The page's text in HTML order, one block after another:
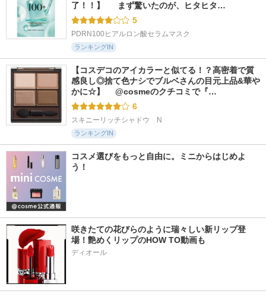
了！！】  　まず驚いたのが、ヒタヒタ…
5
PDRN100ヒアルロン酸セラムマスク
ランキングIN
【コスデコのアイカラーと似てる！？高密着で質
感良し◎捨て色ナシでブルベさんの目元上品&華や
かに☆】 　@cosmeのクチコミで『…
6
スキニーリッチシャドウ　N
ランキングIN
コスメ選びをもっと自由に。ミニからはじめよ
う！
咲きたての花びらのように瑞々しい新リップ登
場！艶めくリップのHOW TO動画も
ディオール